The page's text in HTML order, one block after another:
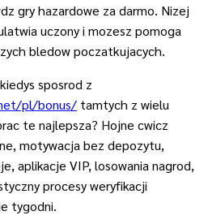
gry hazardowe za darmo. Nizej
uczony i mozesz pomoga
bledow poczatkujacych.
sposrod z
pl/bonus/ tamtych z wielu
te najlepsza? Hojne cwicz
motywacja bez depozytu,
aplikacje VIP, losowania nagrod,
procesy weryfikacji
tygodni.